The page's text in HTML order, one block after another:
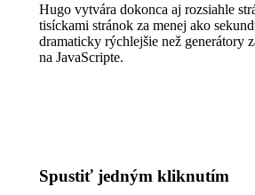
Hugo vytvára dokonca aj rozsiahle
tisíckami stránok za menej ako
dramaticky rýchlejšie než generátory
na JavaScripte.
Spustiť jedným kliknutím